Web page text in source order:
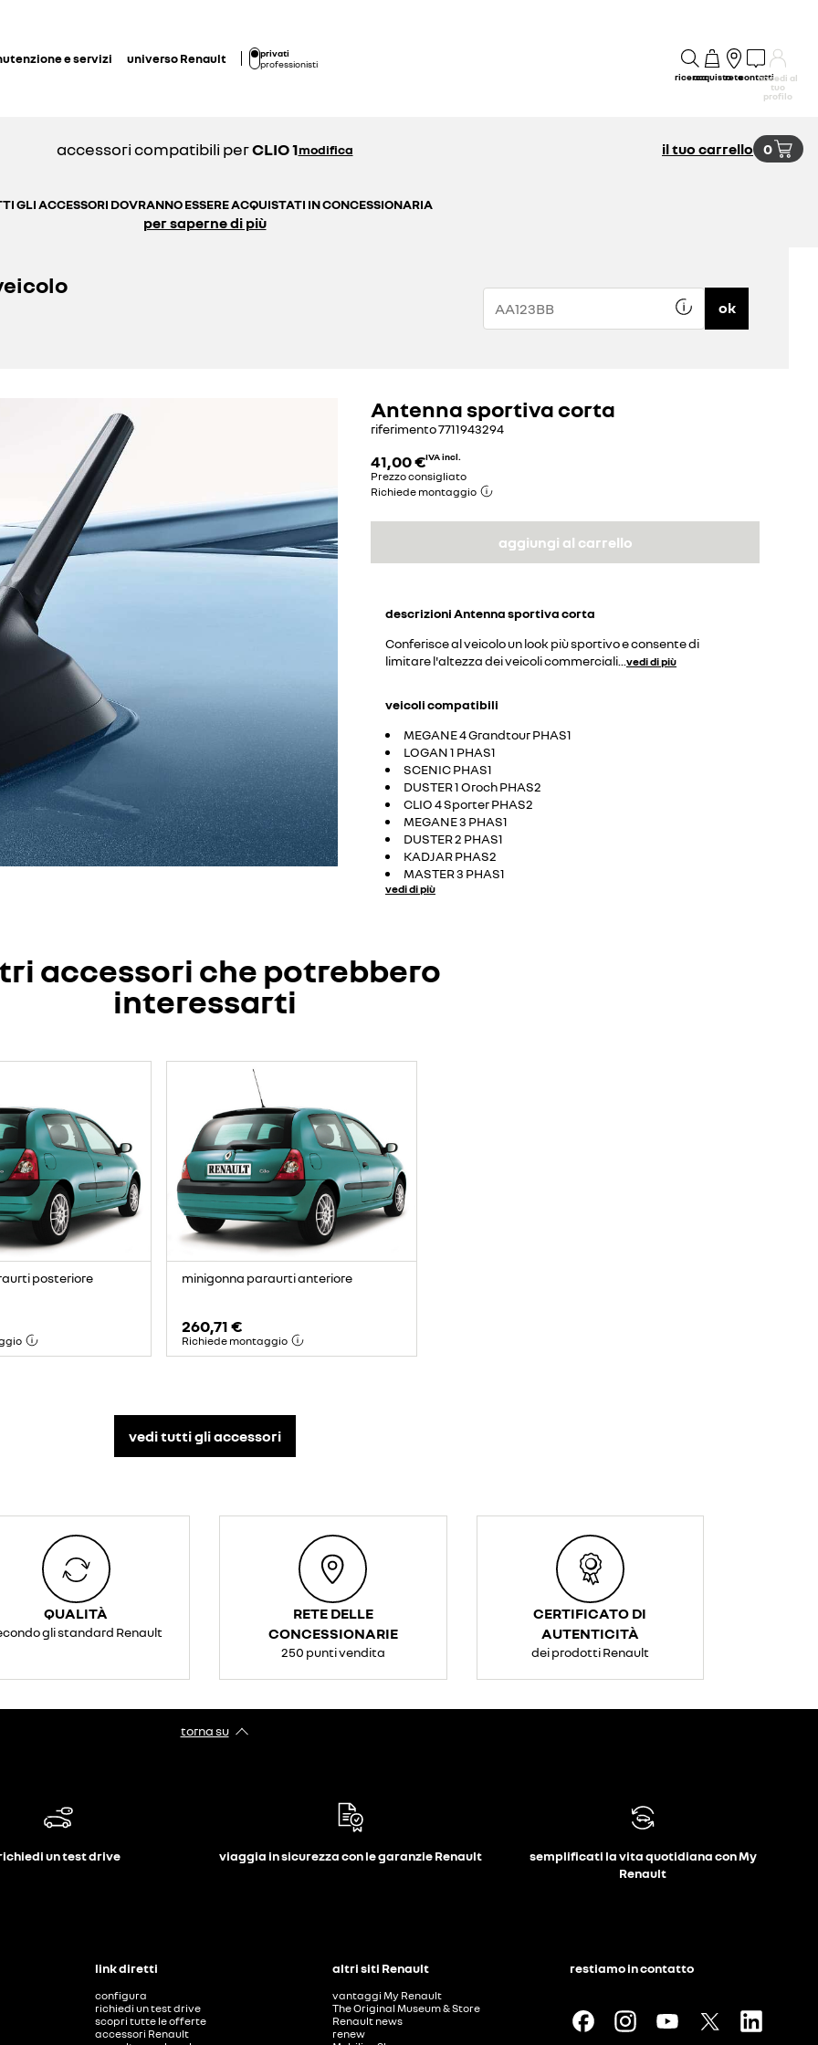
e servizi universo Renault
privati
professionisti
ricercaacquistoretecontattiaccedi al
tuo
profilo
accessori compatibili perCLIO 1modifica il tuo carrello 0
GLI ACCESSORI DOVRANNO ESSERE ACQUISTATI IN CONCESSIONARIA
per saperne di più
ok
Antenna sportiva corta
riferimento7711943294
41,00 €IVA incl.
Prezzo consigliato
Richiede montaggio
aggiungi al carrello
descrizioniAntenna sportiva corta
Conferisce al veicolo un look più sportivo e consente di
limitare l'altezza dei veicoli commerciali vedi di più
veicoli compatibili
MEGANE 4 Grandtour PHAS1
LOGAN 1 PHAS1
SCENIC PHAS1
DUSTER 1 Oroch PHAS2
CLIO 4 Sporter PHAS2
MEGANE 3 PHAS1
DUSTER 2 PHAS1
KADJAR PHAS2
MASTER 3 PHAS1
vedi di più
accessori che potrebbero
interessarti
posteriore minigonna paraurti anteriore
260,71 €
Richiede montaggio
vedi tutti gli accessori​
QUALITÀ
gli standard Renault
RETE DELLE
CONCESSIONARIE
250 punti vendita
CERTIFICATO DI
AUTENTICITÀ
dei prodotti Renault
torna su
un test drive viaggia in sicurezza con le garanzie Renault
semplificati la vita quotidiana con My
Renault
link diretti
configura
richiedi un test drive
scopri tutte le offerte
accessori Renault
altri siti Renault
vantaggi My Renault
The Original Museum & Store
Renault news
renew
restiamo in contatto